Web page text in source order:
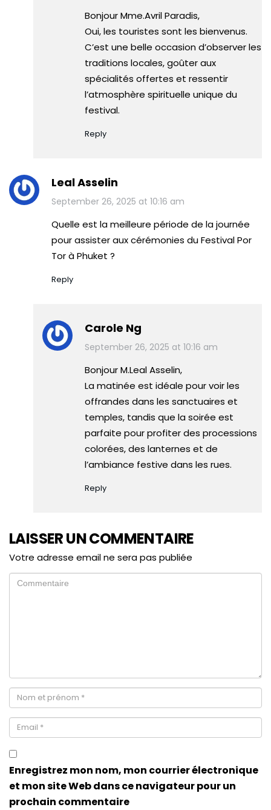
Bonjour Mme.Avril Paradis,
Oui, les touristes sont les bienvenus.
C’est une belle occasion d’observer les
traditions locales, goûter aux
spécialités offertes et ressentir
l’atmosphère spirituelle unique du
festival.
Reply
Leal Asselin
September 26, 2025 at 10:16 am
Quelle est la meilleure période de la journée
pour assister aux cérémonies du Festival Por
Tor à Phuket ?
Reply
Carole Ng
September 26, 2025 at 10:16 am
Bonjour M.Leal Asselin,
La matinée est idéale pour voir les
offrandes dans les sanctuaires et
temples, tandis que la soirée est
parfaite pour profiter des processions
colorées, des lanternes et de
l’ambiance festive dans les rues.
Reply
LAISSER UN COMMENTAIRE
Votre adresse email ne sera pas publiée
Enregistrez mon nom, mon courrier électronique
et mon site Web dans ce navigateur pour un
prochain commentaire